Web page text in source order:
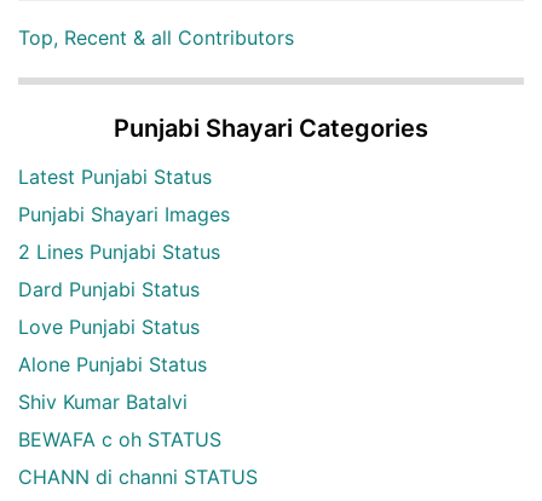
Top, Recent & all Contributors
Punjabi Shayari Categories
Latest Punjabi Status
Punjabi Shayari Images
2 Lines Punjabi Status
Dard Punjabi Status
Love Punjabi Status
Alone Punjabi Status
Shiv Kumar Batalvi
BEWAFA c oh STATUS
CHANN di channi STATUS